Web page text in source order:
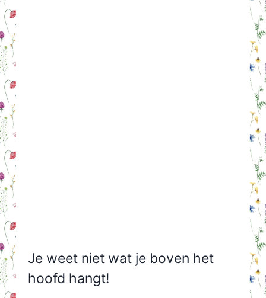
Je weet niet wat je boven het
hoofd hangt!